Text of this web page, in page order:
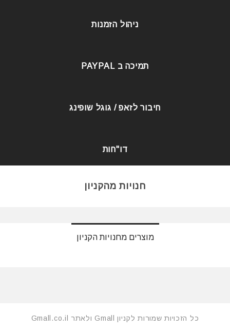
ניהול הזמנות
תמיכה ב PAYPAL
חיבור לזאפ / גוגל שופינג
דו"חות
חנויות מהקניון
מוצרים מחנויות הקניון
כל הזכויות שמורות לקניון Gmall ולאתר Gmall.co.il